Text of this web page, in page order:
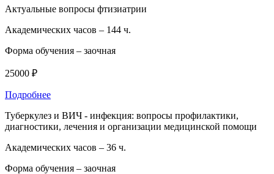
Актуальные вопросы фтизиатрии
Академических часов – 144 ч.
Форма обучения – заочная
25000 ₽
Подробнее
Туберкулез и ВИЧ - инфекция: вопросы профилактики,
диагностики, лечения и организации медицинской помощи
Академических часов – 36 ч.
Форма обучения – заочная